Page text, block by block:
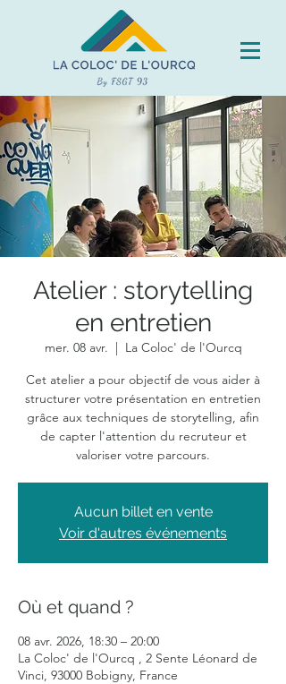
Atelier : storytelling
en entretien
mer. 08 avr.
  |
La Coloc' de l'Ourcq
Cet atelier a pour objectif de vous aider à
structurer votre présentation en entretien
grâce aux techniques de storytelling, afin
de capter l'attention du recruteur et
valoriser votre parcours.
Aucun billet en vente
Voir d'autres événements
Où et quand ?
08 avr. 2026, 18:30 – 20:00
La Coloc' de l'Ourcq , 2 Sente Léonard de
Vinci, 93000 Bobigny, France